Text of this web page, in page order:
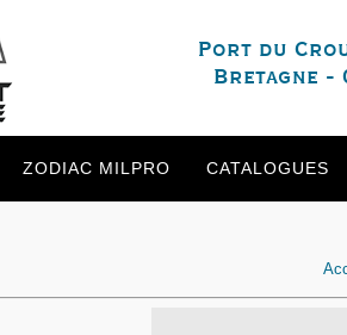
Port du
Bretagne -
ZODIAC MILPRO CATALOGUES